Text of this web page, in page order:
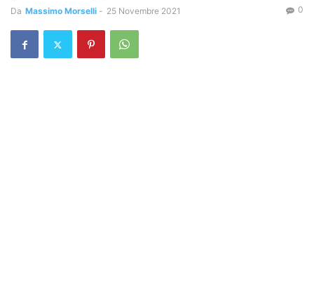
Da Massimo Morselli - 25 Novembre 2021 0